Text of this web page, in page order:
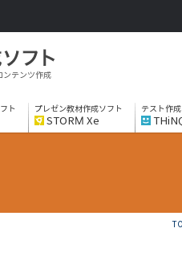
ンテンツ作成
ト プレゼン教材作成ソフト
STORM Xe
テスト作